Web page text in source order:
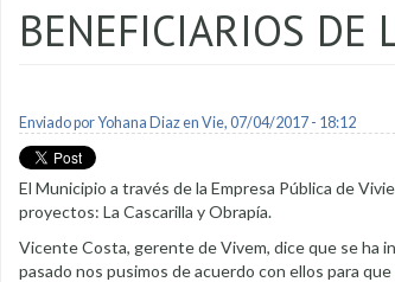
BENEFICIARIOS DE
Enviado porYohana Diazen Vie, 07/04/2017 - 18:12
El Municipio a través de la Empresa Pública de
proyectos: La Cascarilla y Obrapía.
Vicente Costa, gerente de Vivem, dice que se ha
pasado nos pusimos de acuerdo con ellos para